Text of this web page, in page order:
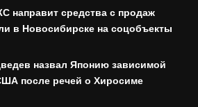
направит средства с продаж
в Новосибирске на соцобъекты
назвал Японию зависимой
после речей о Хиросиме